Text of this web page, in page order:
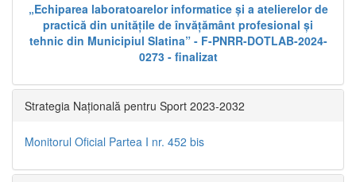
„Echiparea laboratoarelor informatice și a atelierelor de
practică din unitățile de învățământ profesional și
tehnic din Municipiul Slatina” - F-PNRR-DOTLAB-2024-
0273 - finalizat
Strategia Națională pentru Sport 2023-2032
Monitorul Oficial Partea I nr. 452 bis